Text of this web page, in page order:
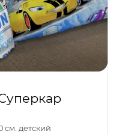
см. детский